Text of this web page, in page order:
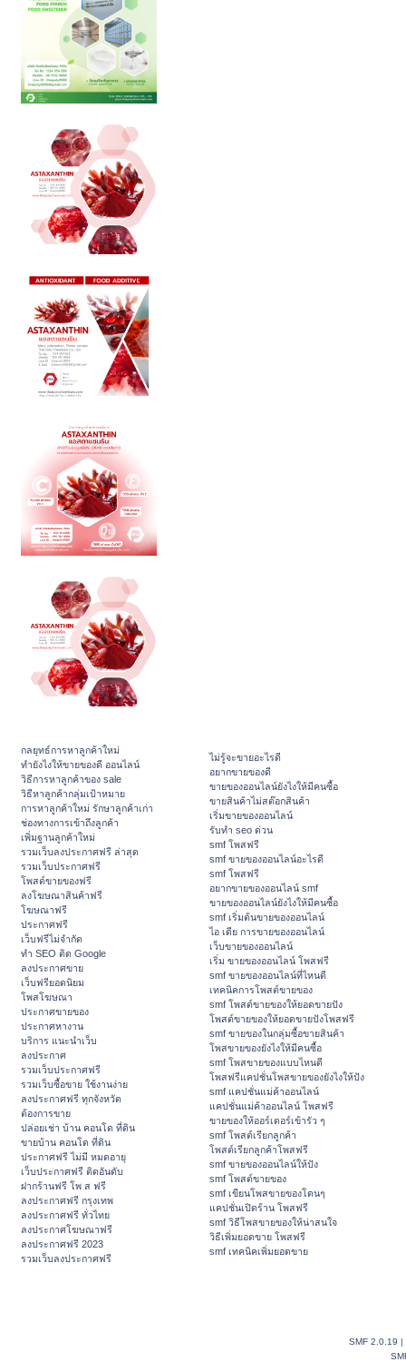
กลยุทธ์การหาลูกค้าใหม่
ทํายังไงให้ขายของดี ออนไลน์
วิธีการหาลูกค้าของ sale
วิธีหาลูกค้ากลุ่มเป้าหมาย
การหาลูกค้าใหม่ รักษาลูกค้าเก่า
ช่องทางการเข้าถึงลูกค้า
เพิ่มฐานลูกค้าใหม่
รวมเว็บลงประกาศฟรี ล่าสุด
รวมเว็บประกาศฟรี
โพสต์ขายของฟรี
ลงโฆษณาสินค้าฟรี
โฆษณาฟรี
ประกาศฟรี
เว็บฟรีไม่จำกัด
ทำ SEO ติด Google
ลงประกาศขาย
เว็บฟรียอดนิยม
โพสโฆษณา
ประกาศขายของ
ประกาศหางาน
บริการ แนะนำเว็บ
ลงประกาศ
รวมเว็บประกาศฟรี
รวมเว็บซื้อขาย ใช้งานง่าย
ลงประกาศฟรี ทุกจังหวัด
ต้องการขาย
ปล่อยเช่า บ้าน คอนโด ที่ดิน
ขายบ้าน คอนโด ที่ดิน
ประกาศฟรี ไม่มี หมดอายุ
เว็บประกาศฟรี ติดอันดับ
ฝากร้านฟรี โพ ส ฟรี
ลงประกาศฟรี กรุงเทพ
ลงประกาศฟรี ทั่วไทย
ลงประกาศโฆษณาฟรี
ลงประกาศฟรี 2023
รวมเว็บลงประกาศฟรี
ไม่รู้จะขายอะไรดี
อยากขายของดี
ขายของออนไลน์ยังไงให้มีคนซื้อ
ขายสินค้าไม่สต๊อกสินค้า
เริ่มขายของออนไลน์
รับทำ seo ด่วน
smf โพสฟรี
smf ขายของออนไลน์อะไรดี
smf โพสฟรี
อยากขายของออนไลน์ smf
ขายของออนไลน์ยังไงให้มีคนซื้อ
smf เริ่มต้นขายของออนไลน์
ไอ เดีย การขายของออนไลน์
เว็บขายของออนไลน์
เริ่ม ขายของออนไลน์ โพสฟรี
smf ขายของออนไลน์ที่ไหนดี
เทคนิคการโพสต์ขายของ
smf โพสต์ขายของให้ยอดขายปัง
โพสต์ขายของให้ยอดขายปังโพสฟรี
smf ขายของในกลุ่มซื้อขายสินค้า
โพสขายของยังไงให้มีคนซื้อ
smf โพสขายของแบบไหนดี
โพสฟรีแคปชั่นโพสขายของยังไงให้ปัง
smf แคปชั่นแม่ค้าออนไลน์
แคปชั่นแม่ค้าออนไลน์ โพสฟรี
ขายของให้ออร์เดอร์เข้ารัว ๆ
smf โพสต์เรียกลูกค้า
โพสต์เรียกลูกค้าโพสฟรี
smf ขายของออนไลน์ให้ปัง
smf โพสต์ขายของ
smf เขียนโพสขายของโดนๆ
แคปชั่นเปิดร้าน โพสฟรี
smf วิธีโพสขายของให้น่าสนใจ
วิธีเพิ่มยอดขาย โพสฟรี
smf เทคนิคเพิ่มยอดขาย
SMF 2.0.19 |